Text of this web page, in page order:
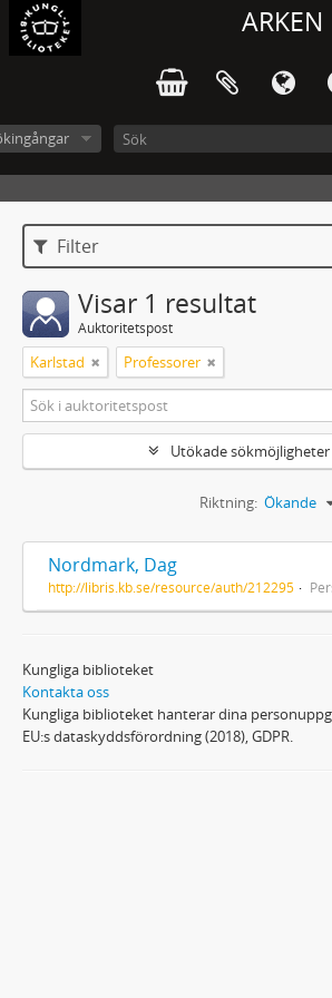
ARKEN
Filter
Visar 1 resultat
Auktoritetspost
Karlstad Professorer
Utökade sökmöjligheter
Riktning: Ökande
Nordmark, Dag
http://libris.kb.se/resource/auth/212295
Kungliga biblioteket
Kontakta oss
Kungliga biblioteket hanterar dina
EU:s dataskyddsförordning (2018), GDPR.